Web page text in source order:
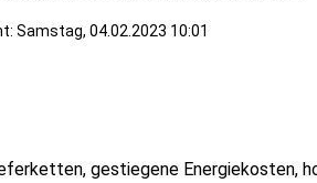
Samstag, 04.02.2023 10:01
gestiegene Energiekosten,